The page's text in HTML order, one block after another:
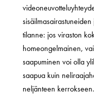
tilanne: jos viraston
homeongelmainen,
saapuminen voi olla
saapua kuin
neljänteen